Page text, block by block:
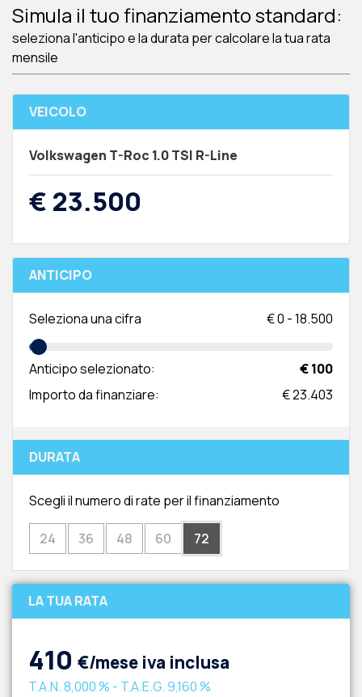
Simula il tuo finanziamento standard:
seleziona l'anticipo e la durata per calcolare la tua rata
mensile
VEICOLO
Volkswagen T-Roc 1.0 TSI R-Line
€ 23.500
ANTICIPO
Seleziona una cifra €0 -18.500
Anticipo selezionato:
€ 100
Importo da finanziare:
€ 23.403
DURATA
Scegli il numero di rate per il finanziamento
24 36 48 60 72
LA TUA RATA
410 €/mese iva inclusa
T.A.N.8,000 % - T.A.E.G.9,160 %